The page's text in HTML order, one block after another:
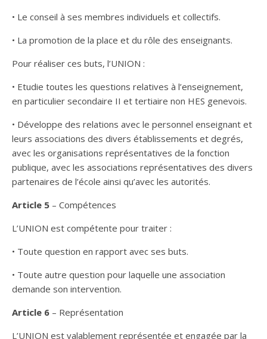
• Le conseil à ses membres individuels et collectifs.
• La promotion de la place et du rôle des enseignants.
Pour réaliser ces buts, l’UNION :
• Etudie toutes les questions relatives à l’enseignement,
en particulier secondaire II et tertiaire non HES genevois.
• Développe des relations avec le personnel enseignant et
leurs associations des divers établissements et degrés,
avec les organisations représentatives de la fonction
publique, avec les associations représentatives des divers
partenaires de l’école ainsi qu’avec les autorités.
Article 5 – Compétences
L’UNION est compétente pour traiter :
• Toute question en rapport avec ses buts.
• Toute autre question pour laquelle une association
demande son intervention.
Article 6 – Représentation
L’UNION est valablement représentée et engagée par la